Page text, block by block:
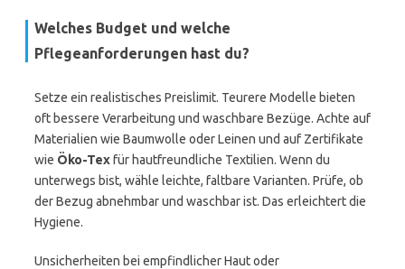
Welches Budget und welche
Pflegeanforderungen hast du?
Setze ein realistisches Preislimit. Teurere Modelle bieten
oft bessere Verarbeitung und waschbare Bezüge. Achte auf
Materialien wie Baumwolle oder Leinen und auf Zertifikate
wie Öko-Texfür hautfreundliche Textilien. Wenn du
unterwegs bist, wähle leichte, faltbare Varianten. Prüfe, ob
der Bezug abnehmbar und waschbar ist. Das erleichtert die
Hygiene.
Unsicherheiten bei empfindlicher Haut oder